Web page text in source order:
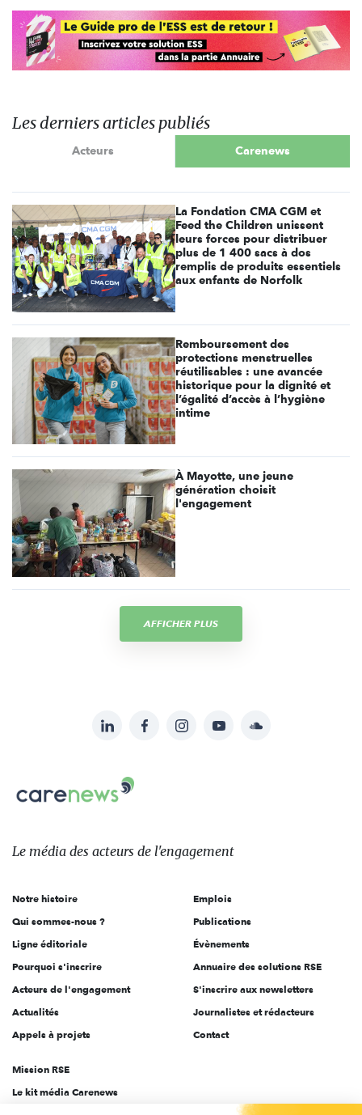
Les derniers articles publiés
Acteurs Carenews
La Fondation CMA CGM et
Feed the Children unissent
leurs forces pour distribuer
plus de 1 400 sacs à dos
remplis de produits essentiels
aux enfants de Norfolk
Remboursement des
protections menstruelles
réutilisables : une avancée
historique pour la dignité et
l’égalité d’accès à l’hygiène
intime
À Mayotte, une jeune
génération choisit
l'engagement
AFFICHER PLUS
sur:
LinkedInFacebookInstagramYouTubeSoundcloud
Carenews,
Le
des
l'engagement
Le média des acteurs de l'engagement
Notre histoire
Qui sommes-nous ?
Ligne éditoriale
Pourquoi s'inscrire
Acteurs de l'engagement
Actualités
Appels à projets
Emplois
Publications
Évènements
Annuaire des solutions RSE
S'inscrire aux newsletters
Journalistes et rédacteurs
Contact
Mission RSE
Le kit média Carenews